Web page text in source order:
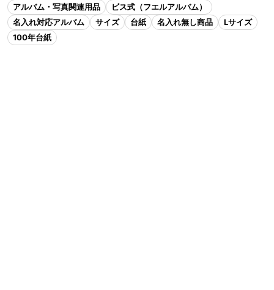
アルバム・写真関連用品
ビス式（フエルアルバム）
名入れ対応アルバム
サイズ 台紙 名入れ無し商品
Lサイズ
100年台紙